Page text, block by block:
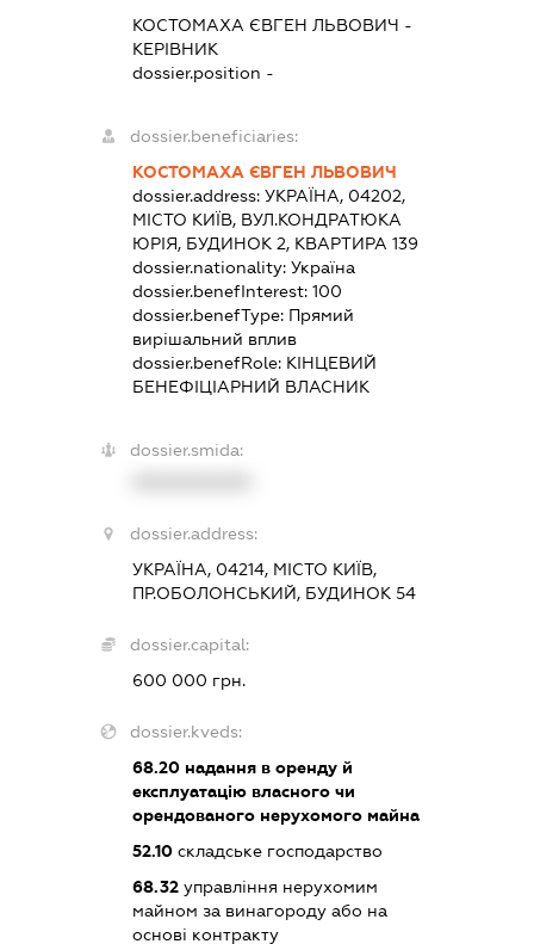
КОСТОМАХА ЄВГЕН ЛЬВОВИЧ -
КЕРІВНИК
dossier.position -
dossier.beneficiaries:
КОСТОМАХА ЄВГЕН ЛЬВОВИЧ
dossier.address:УКРАЇНА, 04202,
МІСТО КИЇВ, ВУЛ.КОНДРАТЮКА
ЮРІЯ, БУДИНОК 2, КВАРТИРА 139
dossier.nationality:Україна
dossier.benefInterest:100
dossier.benefType: Прямий
вирішальний вплив
dossier.benefRole: КІНЦЕВИЙ
БЕНЕФІЦІАРНИЙ ВЛАСНИК
dossier.smida:
dossier.address:
УКРАЇНА, 04214, МІСТО КИЇВ,
ПР.ОБОЛОНСЬКИЙ, БУДИНОК 54
dossier.capital:
600 000 грн.
dossier.kveds:
68.20 надання в оренду й
експлуатацію власного чи
орендованого нерухомого майна
52.10 складське господарство
68.32 управління нерухомим
майном за винагороду або на
основі контракту